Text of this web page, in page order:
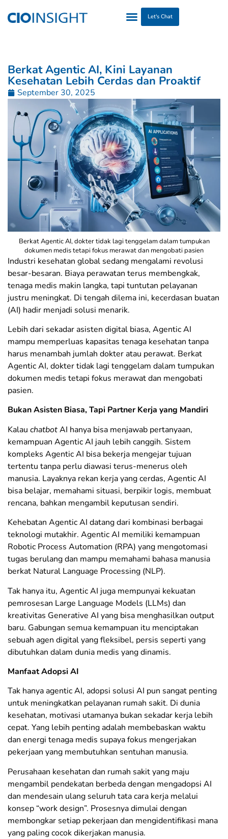
Let's Chat
Berkat Agentic AI, Kini Layanan
Kesehatan Lebih Cerdas dan Proaktif
September 30, 2025
Berkat Agentic AI, dokter tidak lagi tenggelam dalam tumpukan
dokumen medis tetapi fokus merawat dan mengobati pasien
Industri kesehatan global sedang mengalami revolusi
besar-besaran. Biaya perawatan terus membengkak,
tenaga medis makin langka, tapi tuntutan pelayanan
justru meningkat. Di tengah dilema ini, kecerdasan buatan
(AI) hadir menjadi solusi menarik.
Lebih dari sekadar asisten digital biasa, Agentic AI
mampu memperluas kapasitas tenaga kesehatan tanpa
harus menambah jumlah dokter atau perawat. Berkat
Agentic AI, dokter tidak lagi tenggelam dalam tumpukan
dokumen medis tetapi fokus merawat dan mengobati
pasien.
Bukan Asisten Biasa, Tapi Partner Kerja yang Mandiri
Kalau chatbotAI hanya bisa menjawab pertanyaan,
kemampuan Agentic AI jauh lebih canggih. Sistem
kompleks Agentic AI bisa bekerja mengejar tujuan
tertentu tanpa perlu diawasi terus-menerus oleh
manusia. Layaknya rekan kerja yang cerdas, Agentic AI
bisa belajar, memahami situasi, berpikir logis, membuat
rencana, bahkan mengambil keputusan sendiri.
Kehebatan Agentic AI datang dari kombinasi berbagai
teknologi mutakhir. Agentic AI memiliki kemampuan
Robotic Process Automation (RPA) yang mengotomasi
tugas berulang dan mampu memahami bahasa manusia
berkat Natural Language Processing (NLP).
Tak hanya itu, Agentic AI juga mempunyai kekuatan
pemrosesan Large Language Models (LLMs) dan
kreativitas Generative AI yang bisa menghasilkan output
baru. Gabungan semua kemampuan itu menciptakan
sebuah agen digital yang fleksibel, persis seperti yang
dibutuhkan dalam dunia medis yang dinamis.
Manfaat Adopsi AI
Tak hanya agentic AI, adopsi solusi AI pun sangat penting
untuk meningkatkan pelayanan rumah sakit. Di dunia
kesehatan, motivasi utamanya bukan sekadar kerja lebih
cepat. Yang lebih penting adalah membebaskan waktu
dan energi tenaga medis supaya fokus mengerjakan
pekerjaan yang membutuhkan sentuhan manusia.
Perusahaan kesehatan dan rumah sakit yang maju
mengambil pendekatan berbeda dengan mengadopsi AI
dan mendesain ulang seluruh tata cara kerja melalui
konsep “work design”. Prosesnya dimulai dengan
membongkar setiap pekerjaan dan mengidentifikasi mana
yang paling cocok dikerjakan manusia.